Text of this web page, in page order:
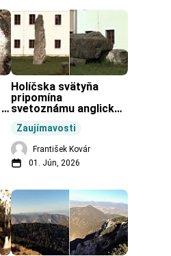
Zaujímavosti
Holíčska svätyňa
pripomína
svetoznámu anglickú
František Kovár
01. Jún, 2026